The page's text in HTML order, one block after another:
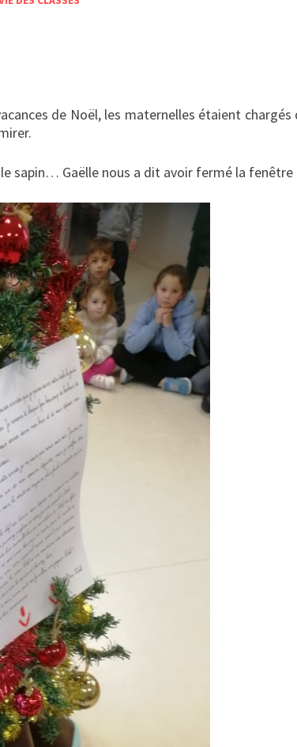
de Noël, les maternelles étaient
sapin… Gaëlle nous a dit avoir fermé la